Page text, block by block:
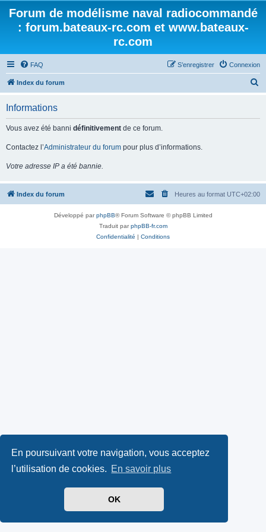
En poursuivant votre navigation, vous acceptez
l’utilisation de cookies. En savoir plus
OK
Forum de modélisme naval radiocommandé
: forum.bateaux-rc.com et www.bateaux-
rc.com
FAQ Connexion
S’enregistrer
Index du forum
e
Informations
Vous avez été banni définitivement de ce forum.
Contactez l’Administrateur du forum pour plus d’informations.
Votre adresse IP a été bannie.
Index du forum Heures au format UTC+02:00
Développé parphpBB® Forum Software © phpBB Limited
Traduit parphpBB-fr.com
Confidentialité | Conditions